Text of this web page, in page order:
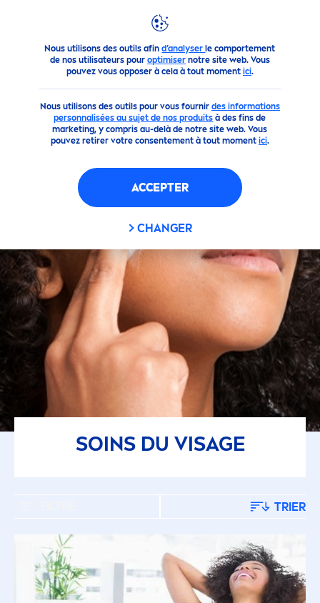
Nous utilisons des outils afind’analyser le comportement
de nos utilisateurs pour optimisernotre site web. Vous
pouvez vous opposer à cela à tout moment ici.
Nous utilisons des outils pour vous fournir des informations
personnalisées au sujet de nos produits à des fins de
marketing, y compris au-delà de notre site web. Vous
pouvez retirer votre consentement à tout moment ici.
ACCEPTER
CHANGER
SOINS DU VISAGE
TRIER
FILTRES SÉLECTIONNÉS